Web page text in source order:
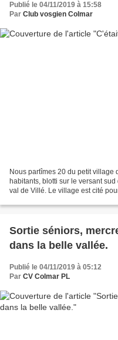
Publié le 04/11/2019 à 15:58
Par Club vosgien Colmar
Nous partîmes 20 du petit village
habitants, blotti sur le versant
val de Villé. Le village est cité
Sortie séniors,
dans la belle vallée.
Publié le 04/11/2019 à 05:12
Par CV Colmar PL